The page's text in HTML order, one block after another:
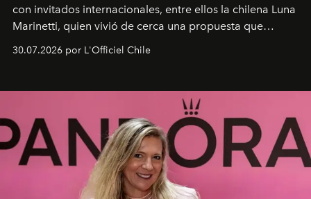
con invitados internacionales, entre ellos la chilena Luna
Marinetti, quien vivió de cerca una propuesta que
30.07.2026 por L'Officiel Chile